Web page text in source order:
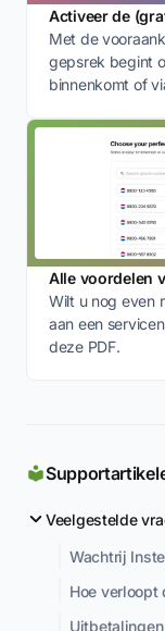
Veelgestelde
Wachtrij
Hoe verloopt
Activeer de
Met de
gepsrek begint
binnenkomt of
Alle voordelen
Wilt u nog even
aan een
deze PDF.